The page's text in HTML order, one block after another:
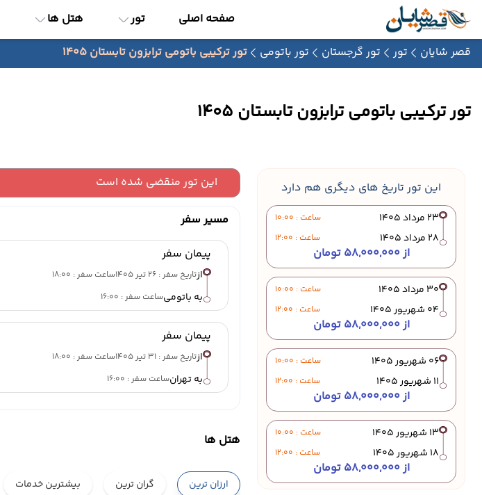
صفحه اصلی تور هتل ها
قصر شایان تور تور گرجستان تور باتومی تور ترکیبی باتومی ترابزون تابستان 1405
تور ترکیبی باتومی ترابزون تابستان 1405
این تور تاریخ های دیگری هم دارد
23 مرداد 1405 ساعت : 10:00
28 مرداد 1405 ساعت : 12:00
از 58,000,000 تومان
30 مرداد 1405 ساعت : 10:00
04 شهریور 1405 ساعت : 12:00
از 58,000,000 تومان
06 شهریور 1405 ساعت : 10:00
11 شهریور 1405 ساعت : 12:00
از 58,000,000 تومان
13 شهریور 1405 ساعت : 10:00
18 شهریور 1405 ساعت : 12:00
از 58,000,000 تومان
این تور منقضی شده است
مسیر سفر
پیمان سفر
ازتاریخ سفر : 26 تیر 1405 ساعت سفر : 18:00
به باتومیساعت سفر : 16:00
پیمان سفر
ازتاریخ سفر : 31 تیر 1405 ساعت سفر : 18:00
به تهرانساعت سفر : 16:00
هتل ها
ارزان ترین گران ترین بیشترین خدمات